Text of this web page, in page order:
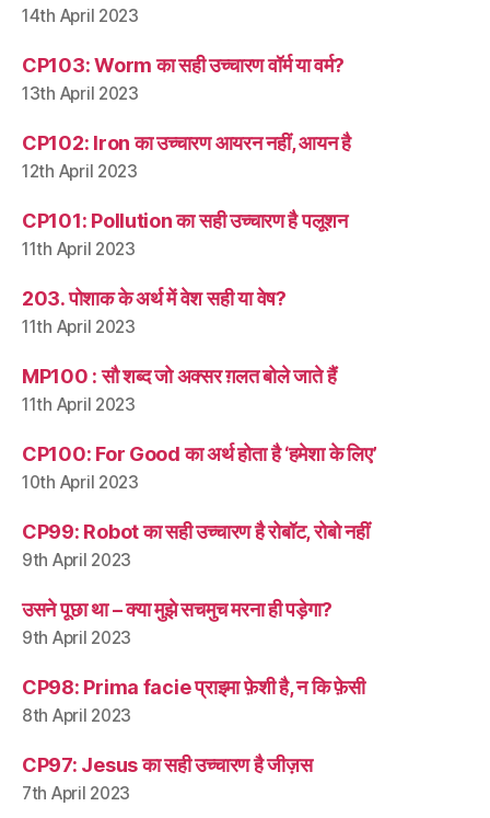
14th April 2023
CP103: Worm का सही उच्चारण वॉर्म या वर्म?
13th April 2023
CP102: Iron का उच्चारण आयरन नहीं, आयन है
12th April 2023
CP101: Pollution का सही उच्चारण है पलूशन
11th April 2023
203. पोशाक के अर्थ में वेश सही या वेष?
11th April 2023
MP100 : सौ शब्द जो अक्सर ग़लत बोले जाते हैं
11th April 2023
CP100: For Good का अर्थ होता है ‘हमेशा के लिए’
10th April 2023
CP99: Robot का सही उच्चारण है रोबॉट, रोबो नहीं
9th April 2023
उसने पूछा था – क्या मुझे सचमुच मरना ही पड़ेगा?
9th April 2023
CP98: Prima facie प्राइमा फ़ेशी है, न कि फ़ेसी
8th April 2023
CP97: Jesus का सही उच्चारण है जीज़स
7th April 2023